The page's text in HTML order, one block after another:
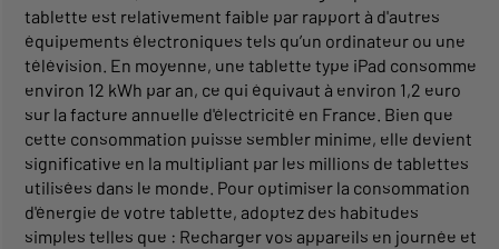
tablette est relativement faible par rapport à d'autres
équipements électroniques tels qu’un ordinateur ou une
télévision. En moyenne, une tablette type iPad consomme
environ 12 kWh par an, ce qui équivaut à environ 1,2 euro
sur la facture annuelle d'électricité en France. Bien que
cette consommation puisse sembler minime, elle devient
significative en la multipliant par les millions de tablettes
utilisées dans le monde. Pour optimiser la consommation
d'énergie de votre tablette, adoptez des habitudes
simples telles que : Recharger vos appareils en journée et